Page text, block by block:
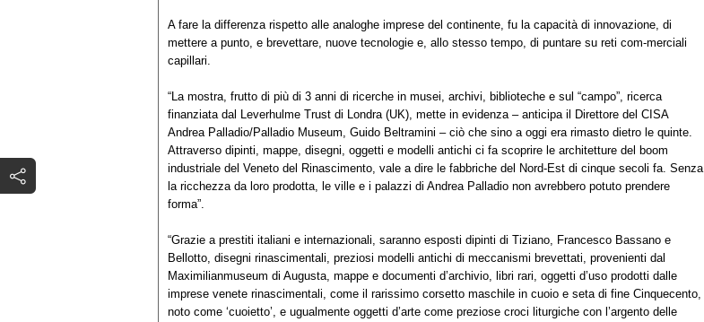
A fare la differenza rispetto alle analoghe imprese del continente, fu la capacità di innovazione, di
mettere a punto, e brevettare, nuove tecnologie e, allo stesso tempo, di puntare su reti com-merciali
capillari.
“La mostra, frutto di più di 3 anni di ricerche in musei, archivi, biblioteche e sul “campo”, ricerca
finanziata dal Leverhulme Trust di Londra (UK), mette in evidenza – anticipa il Direttore del CISA
Andrea Palladio/Palladio Museum, Guido Beltramini – ciò che sino a oggi era rimasto dietro le quinte.
Attraverso dipinti, mappe, disegni, oggetti e modelli antichi ci fa scoprire le architetture del boom
industriale del Veneto del Rinascimento, vale a dire le fabbriche del Nord-Est di cinque secoli fa. Senza
la ricchezza da loro prodotta, le ville e i palazzi di Andrea Palladio non avrebbero potuto prendere
forma”.
“Grazie a prestiti italiani e internazionali, saranno esposti dipinti di Tiziano, Francesco Bassano e
Bellotto, disegni rinascimentali, preziosi modelli antichi di meccanismi brevettati, provenienti dal
Maximilianmuseum di Augusta, mappe e documenti d’archivio, libri rari, oggetti d’uso prodotti dalle
imprese venete rinascimentali, come il rarissimo corsetto maschile in cuoio e seta di fine Cinquecento,
noto come ‘cuoietto’, e ugualmente oggetti d’arte come preziose croci liturgiche con l’argento delle